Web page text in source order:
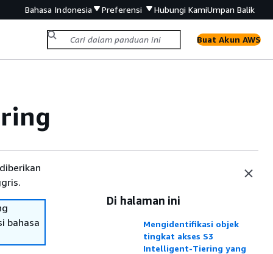
Bahasa Indonesia Preferensi Hubungi KamiUmpan Balik
Buat Akun AWS
bahasa
Di halaman ini
Mengidentifikasi objek
tingkat akses S3
Intelligent-Tiering yang